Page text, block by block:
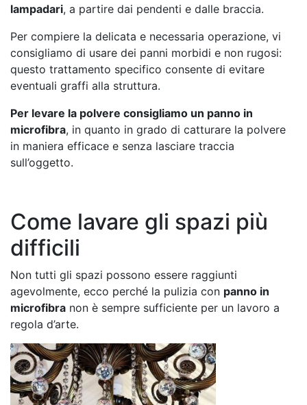
lampadari, a partire dai pendenti e dalle braccia.
Per compiere la delicata e necessaria operazione, vi
consigliamo di usare dei panni morbidi e non rugosi:
questo trattamento specifico consente di evitare
eventuali graffi alla struttura.
Per levare la polvere consigliamo un panno in
microfibra, in quanto in grado di catturare la polvere
in maniera efficace e senza lasciare traccia
sull’oggetto.
Come lavare gli spazi più
difficili
Non tutti gli spazi possono essere raggiunti
agevolmente, ecco perché la pulizia con panno in
microfibra non è sempre sufficiente per un lavoro a
regola d’arte.